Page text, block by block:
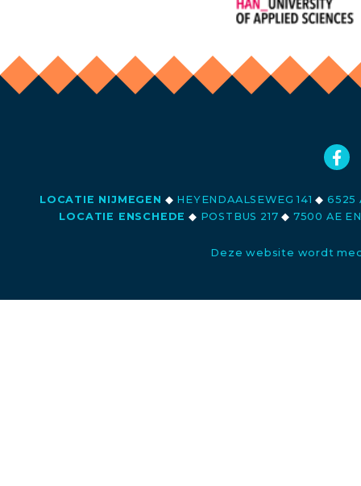
LOCATIE NIJMEGEN ◆ HEYENDAALSEWEG 141◆ 6525
LOCATIE ENSCHEDE ◆ POSTBUS 217◆ 7500 AE
Deze website wordt